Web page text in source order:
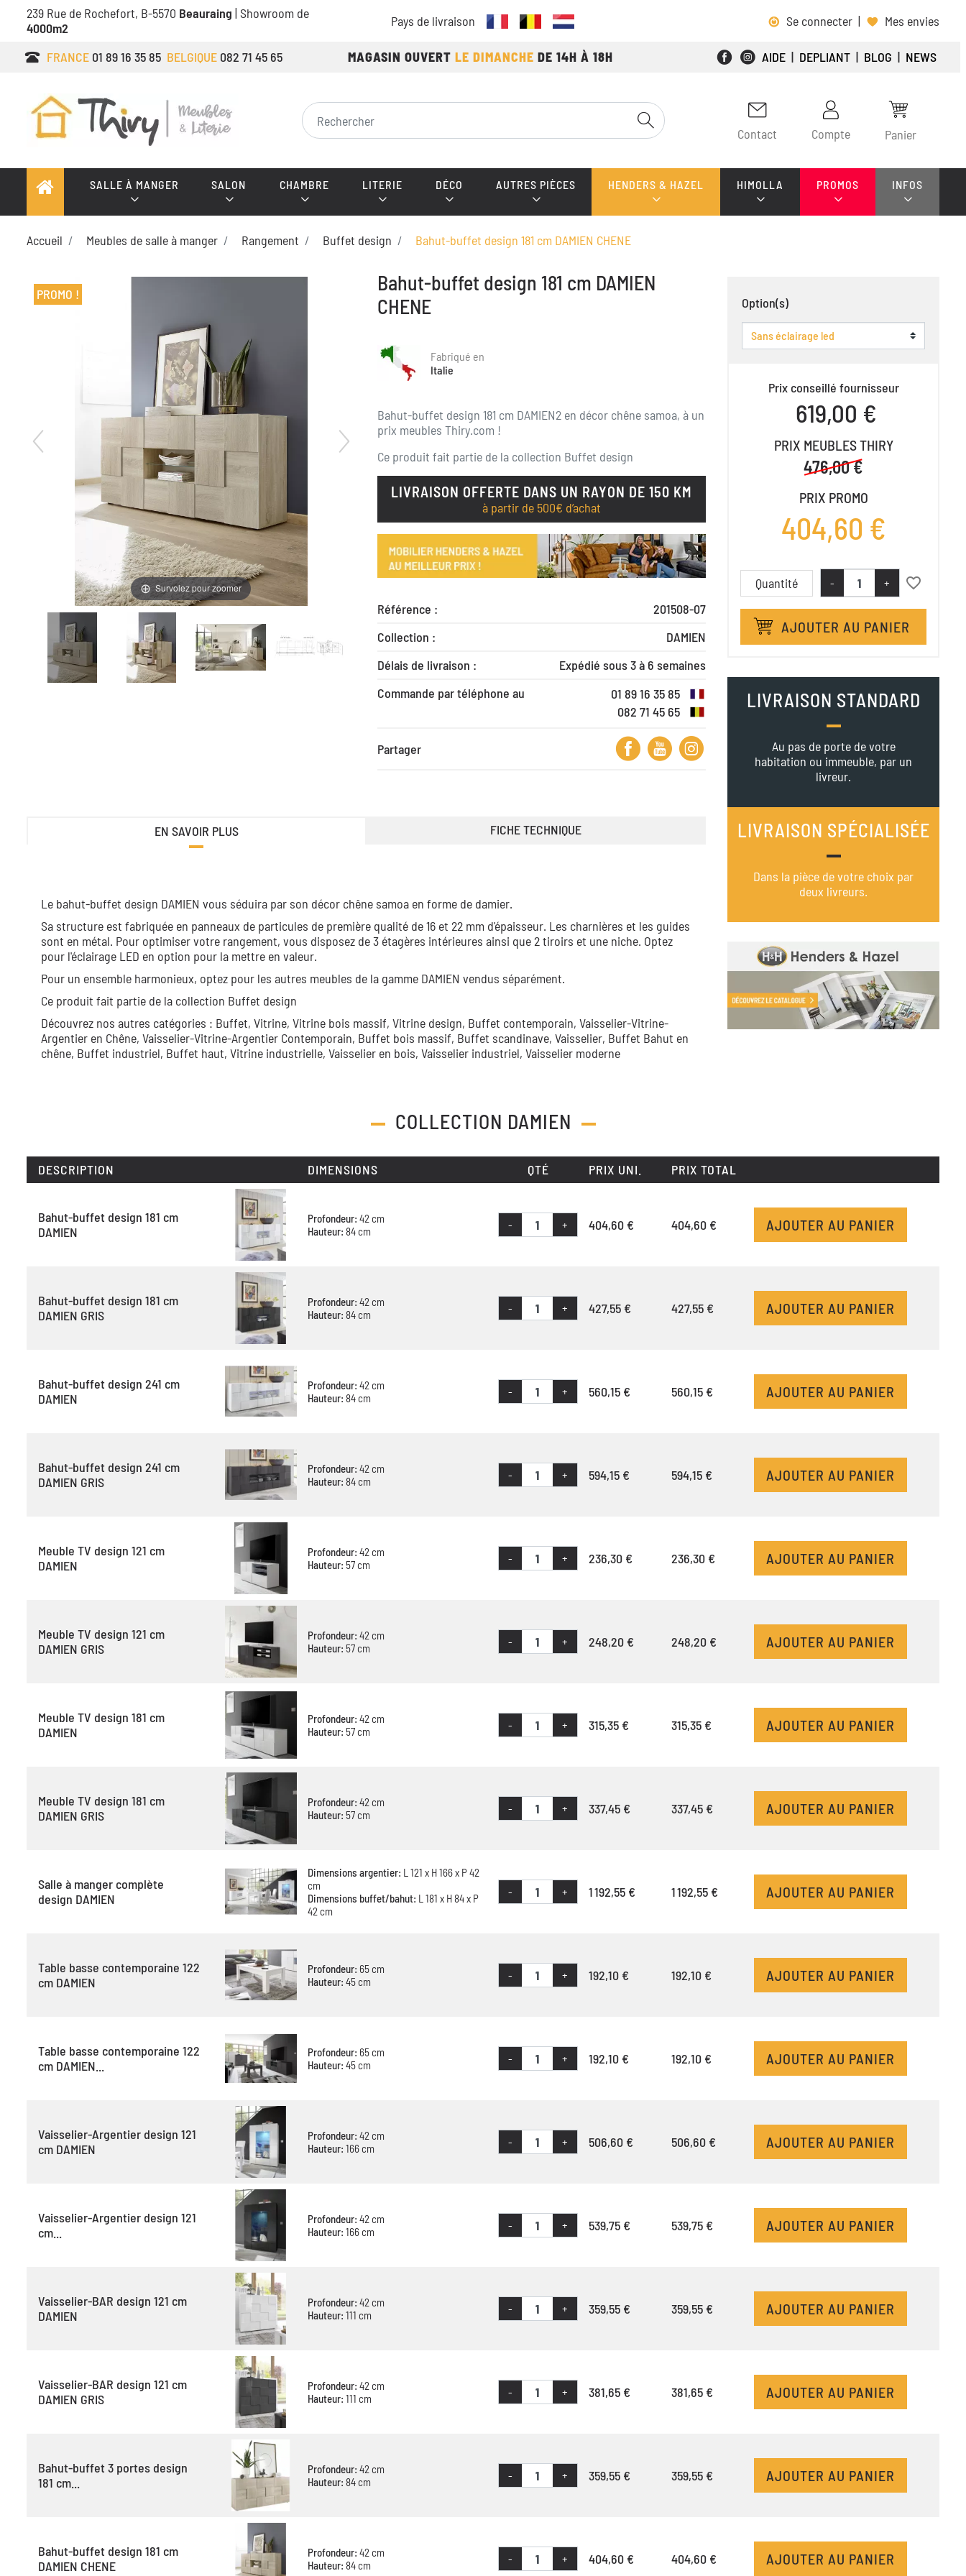
239 Rue de Rochefort, B-5570 Beauraing | Showroom de
4000m2
Pays de livraison Se connecter | Mes envies
FRANCE 01 89 16 35 85 BELGIQUE 082 71 45 65 MAGASIN OUVERT LE DIMANCHE DE 14H À 18H AIDE | DEPLIANT | BLOG | NEWS
Contact Compte Panier
SALLE À MANGER SALON CHAMBRE LITERIE DÉCO AUTRES PIÈCES HENDERS & HAZEL HIMOLLA PROMOS INFOS
Accueil Meubles de salle à manger Rangement Buffet design Bahut-buffet design 181 cm DAMIEN CHENE
PROMO !
Survolez pour zoomer
Bahut-buffet design 181 cm DAMIEN
CHENE
Fabriqué en
Italie
Bahut-buffet design 181 cm DAMIEN2 en décor chêne samoa, à un
prix meubles Thiry.com !
Ce produit fait partie de la collection Buffet design
LIVRAISON OFFERTE DANS UN RAYON DE 150 KM
à partir de 500€ d’achat
Référence :
201508-07
Collection :
DAMIEN
Délais de livraison :
Expédié sous 3 à 6 semaines
Commande par téléphone au
01 89 16 35 85
082 71 45 65
Partager
EN SAVOIR PLUS FICHE TECHNIQUE
Le bahut-buffet design DAMIEN vous séduira par son décor chêne samoa en forme de damier.
Sa structure est fabriquée en panneaux de particules de première qualité de 16 et 22 mm d'épaisseur. Les charnières et les guides
sont en métal. Pour optimiser votre rangement, vous disposez de 3 étagères intérieures ainsi que 2 tiroirs et une niche. Optez
pour l'éclairage LED en option pour la mettre en valeur.
Pour un ensemble harmonieux, optez pour les autres meubles de la gamme DAMIEN vendus séparément.
Ce produit fait partie de la collection Buffet design
Découvrez nos autres catégories : Buffet, Vitrine, Vitrine bois massif, Vitrine design, Buffet contemporain, Vaisselier-Vitrine-
Argentier en Chêne, Vaisselier-Vitrine-Argentier Contemporain, Buffet bois massif, Buffet scandinave, Vaisselier, Buffet Bahut en
chêne, Buffet industriel, Buffet haut, Vitrine industrielle, Vaisselier en bois, Vaisselier industriel, Vaisselier moderne
Option(s)
Prix conseillé fournisseur
619,00 €
PRIX MEUBLES THIRY
476,00 €
PRIX PROMO
404,60 €
Quantité - + favorite_border
AJOUTER AU PANIER
LIVRAISON STANDARD
Au pas de porte de votre
habitation ou immeuble, par un
livreur.
LIVRAISON SPÉCIALISÉE
Dans la pièce de votre choix par
deux livreurs.
COLLECTION DAMIEN
DESCRIPTION DIMENSIONS QTÉ PRIX UNI. PRIX TOTAL
Bahut-buffet design 181 cm
DAMIEN
Profondeur: 42 cm
Hauteur: 84 cm - + 404,60 € 404,60 € AJOUTER AU PANIER
Bahut-buffet design 181 cm
DAMIEN GRIS
Profondeur: 42 cm
Hauteur: 84 cm - + 427,55 € 427,55 € AJOUTER AU PANIER
Bahut-buffet design 241 cm
DAMIEN
Profondeur: 42 cm
Hauteur: 84 cm - + 560,15 € 560,15 € AJOUTER AU PANIER
Bahut-buffet design 241 cm
DAMIEN GRIS
Profondeur: 42 cm
Hauteur: 84 cm - + 594,15 € 594,15 € AJOUTER AU PANIER
Meuble TV design 121 cm
DAMIEN
Profondeur: 42 cm
Hauteur: 57 cm - + 236,30 € 236,30 € AJOUTER AU PANIER
Meuble TV design 121 cm
DAMIEN GRIS
Profondeur: 42 cm
Hauteur: 57 cm - + 248,20 € 248,20 € AJOUTER AU PANIER
Meuble TV design 181 cm
DAMIEN
Profondeur: 42 cm
Hauteur: 57 cm - + 315,35 € 315,35 € AJOUTER AU PANIER
Meuble TV design 181 cm
DAMIEN GRIS
Profondeur: 42 cm
Hauteur: 57 cm - + 337,45 € 337,45 € AJOUTER AU PANIER
Salle à manger complète
design DAMIEN
Dimensions argentier: L 121 x H 166 x P 42
cm
Dimensions buffet/bahut: L 181 x H 84 x P
42 cm
- + 1 192,55 € 1 192,55 € AJOUTER AU PANIER
Table basse contemporaine 122
cm DAMIEN
Profondeur: 65 cm
Hauteur: 45 cm - + 192,10 € 192,10 € AJOUTER AU PANIER
Table basse contemporaine 122
cm DAMIEN...
Profondeur: 65 cm
Hauteur: 45 cm - + 192,10 € 192,10 € AJOUTER AU PANIER
Vaisselier-Argentier design 121
cm DAMIEN
Profondeur: 42 cm
Hauteur: 166 cm - + 506,60 € 506,60 € AJOUTER AU PANIER
Vaisselier-Argentier design 121
cm...
Profondeur: 42 cm
Hauteur: 166 cm - + 539,75 € 539,75 € AJOUTER AU PANIER
Vaisselier-BAR design 121 cm
DAMIEN
Profondeur: 42 cm
Hauteur: 111 cm - + 359,55 € 359,55 € AJOUTER AU PANIER
Vaisselier-BAR design 121 cm
DAMIEN GRIS
Profondeur: 42 cm
Hauteur: 111 cm - + 381,65 € 381,65 € AJOUTER AU PANIER
Bahut-buffet 3 portes design
181 cm...
Profondeur: 42 cm
Hauteur: 84 cm - + 359,55 € 359,55 € AJOUTER AU PANIER
Bahut-buffet design 181 cm
DAMIEN CHENE
Profondeur: 42 cm
Hauteur: 84 cm - + 404,60 € 404,60 € AJOUTER AU PANIER